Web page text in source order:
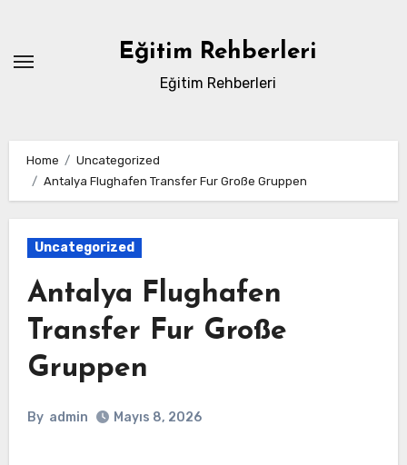
content
Eğitim Rehberleri
Eğitim Rehberleri
Home
Uncategorized
Antalya Flughafen Transfer Fur Große Gruppen
Uncategorized
Antalya Flughafen
Transfer Fur Große
Gruppen
By admin Mayıs 8, 2026